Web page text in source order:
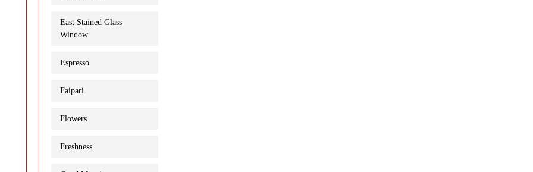
East Stained Glass
Window
Espresso
Faipari
Flowers
Freshness